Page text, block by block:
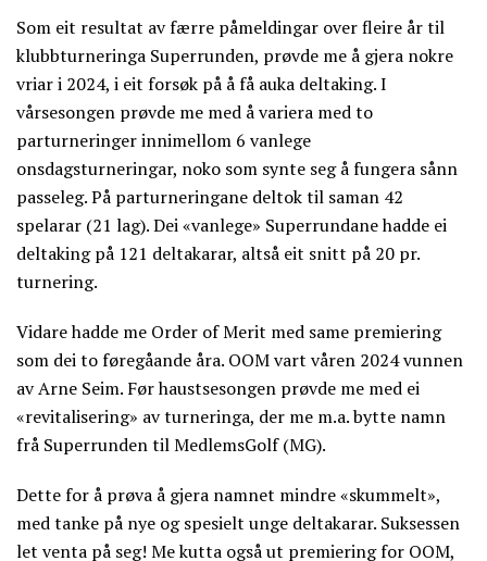
Som eit resultat av færre påmeldingar over fleire år til
klubbturneringa Superrunden, prøvde me å gjera nokre
vriar i 2024, i eit forsøk på å få auka deltaking. I
vårsesongen prøvde me med å variera med to
parturneringer innimellom 6 vanlege
onsdagsturneringar, noko som synte seg å fungera sånn
passeleg. På parturneringane deltok til saman 42
spelarar (21 lag). Dei «vanlege» Superrundane hadde ei
deltaking på 121 deltakarar, altså eit snitt på 20 pr.
turnering.
Vidare hadde me Order of Merit med same premiering
som dei to føregåande åra. OOM vart våren 2024 vunnen
av Arne Seim. Før haustsesongen prøvde me med ei
«revitalisering» av turneringa, der me m.a. bytte namn
frå Superrunden til MedlemsGolf (MG).
Dette for å prøva å gjera namnet mindre «skummelt»,
med tanke på nye og spesielt unge deltakarar. Suksessen
let venta på seg! Me kutta også ut premiering for OOM,